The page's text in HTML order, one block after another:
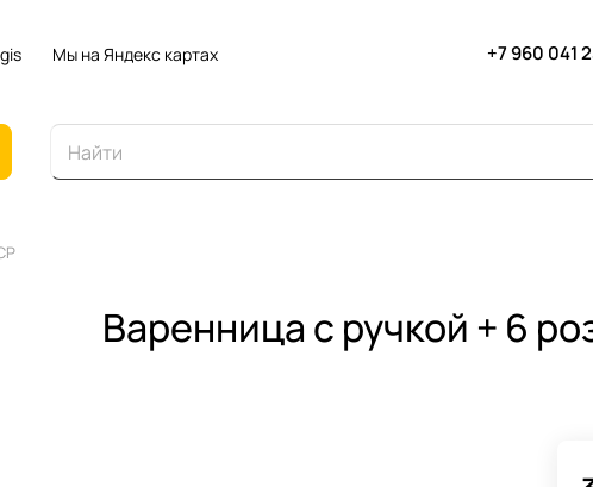
Мы на Яндекс картах +7 960 041
Варенница с ручкой + 6